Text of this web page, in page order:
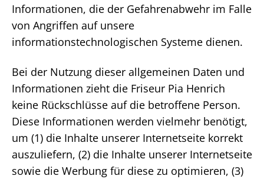
Informationen, die der Gefahrenabwehr im Falle
von Angriffen auf unsere
informationstechnologischen Systeme dienen.
Bei der Nutzung dieser allgemeinen Daten und
Informationen zieht die Friseur Pia Henrich
keine Rückschlüsse auf die betroffene Person.
Diese Informationen werden vielmehr benötigt,
um (1) die Inhalte unserer Internetseite korrekt
auszuliefern, (2) die Inhalte unserer Internetseite
sowie die Werbung für diese zu optimieren, (3)